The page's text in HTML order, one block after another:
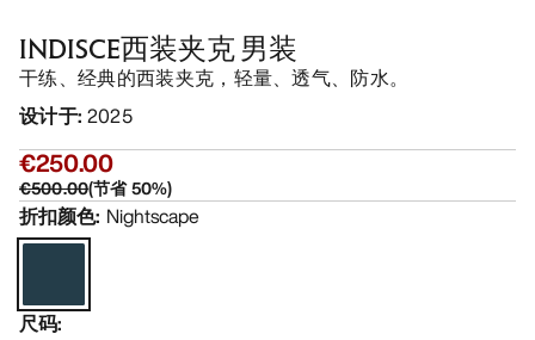
INDISCE西装夹克 男装
干练、经典的西装夹克，轻量、透气、防水。
设计于: 2025
€250.00
€500.00(节省50%)
折扣颜色: Nightscape
尺码: